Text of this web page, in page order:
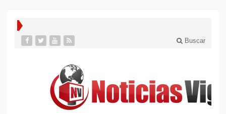
Buscar